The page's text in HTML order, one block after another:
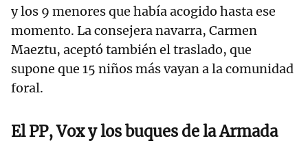
y los 9 menores que había acogido hasta ese
momento. La consejera navarra, Carmen
Maeztu, aceptó también el traslado, que
supone que 15 niños más vayan a la comunidad
foral.
El PP, Vox y los buques de la Armada